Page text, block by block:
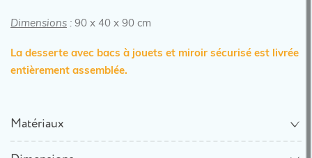
Dimensions : 90 x 40 x 90 cm
La desserte avec bacs à jouets et miroir sécurisé est livrée
entièrement assemblée.
Matériaux